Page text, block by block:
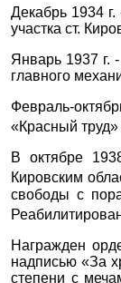
Декабрь 1934
участка ст.
Январь 1937 г.
главного
Февраль-
«Красный труд»
В октябре
Кировским
свободы с
Награжден
надписью «За
степени с